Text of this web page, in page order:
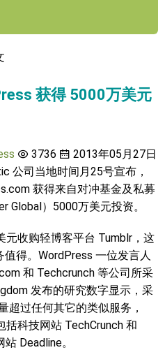
获得 5000万美元
3736
2013年05月27日
公司当地时间月25号宣布，
获得来自对冲基金及私募
Global）5000万美元投资。
元收购轻博客平台 Tumblr，这
得。WordPress 一位发言人
和 Techcrunch 等公司所采
发布的研究数字显示，采
超过任何其它的类似服务，
科技网站 TechCrunch 和
Deadline。